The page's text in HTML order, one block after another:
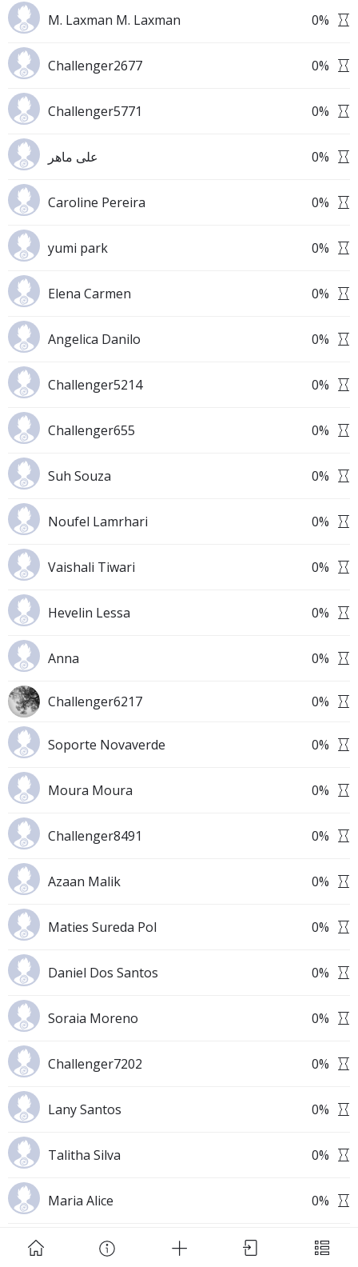
M. Laxman M. Laxman 0%
Challenger2677 0%
Challenger5771 0%
على ماهر 0%
Caroline Pereira 0%
yumi park 0%
Elena Carmen 0%
Angelica Danilo 0%
Challenger5214 0%
Challenger655 0%
Suh Souza 0%
Noufel Lamrhari 0%
Vaishali Tiwari 0%
Hevelin Lessa 0%
Anna 0%
Challenger6217 0%
Soporte Novaverde 0%
Moura Moura 0%
Challenger8491 0%
Azaan Malik 0%
Maties Sureda Pol 0%
Daniel Dos Santos 0%
Soraia Moreno 0%
Challenger7202 0%
Lany Santos 0%
Talitha Silva 0%
Maria Alice 0%
Aya Yamout 0%
Challenge Achieved is self-improvement social
network. Start creating challenges, set goals and
make new habits!
Skip Download App